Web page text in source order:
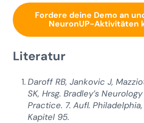
Fordere deine Demo an
NeuronUP-Aktivitäten
Literatur
Daroff RB, Jankovic J,
SK, Hrsg. Bradley’s
Practice. 7. Aufl. Philadelphia,
Kapitel 95.